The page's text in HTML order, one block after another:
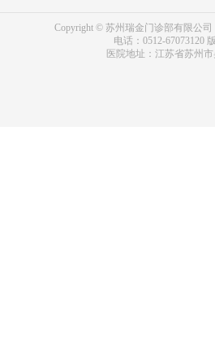
Copyright © 苏州瑞金门诊部有限公司
电话：0512-67073120
医院地址：江苏省苏州